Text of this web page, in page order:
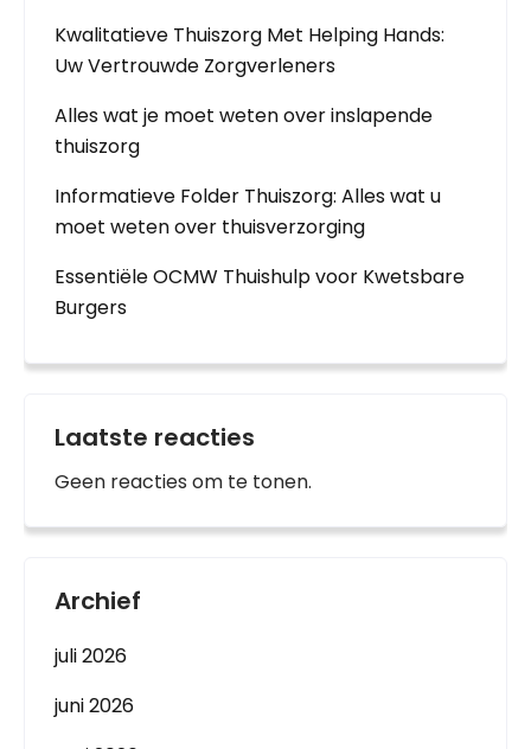
Kwalitatieve Thuiszorg Met Helping Hands:
Uw Vertrouwde Zorgverleners
Alles wat je moet weten over inslapende
thuiszorg
Informatieve Folder Thuiszorg: Alles wat u
moet weten over thuisverzorging
Essentiële OCMW Thuishulp voor Kwetsbare
Burgers
Laatste reacties
Geen reacties om te tonen.
Archief
juli 2026
juni 2026